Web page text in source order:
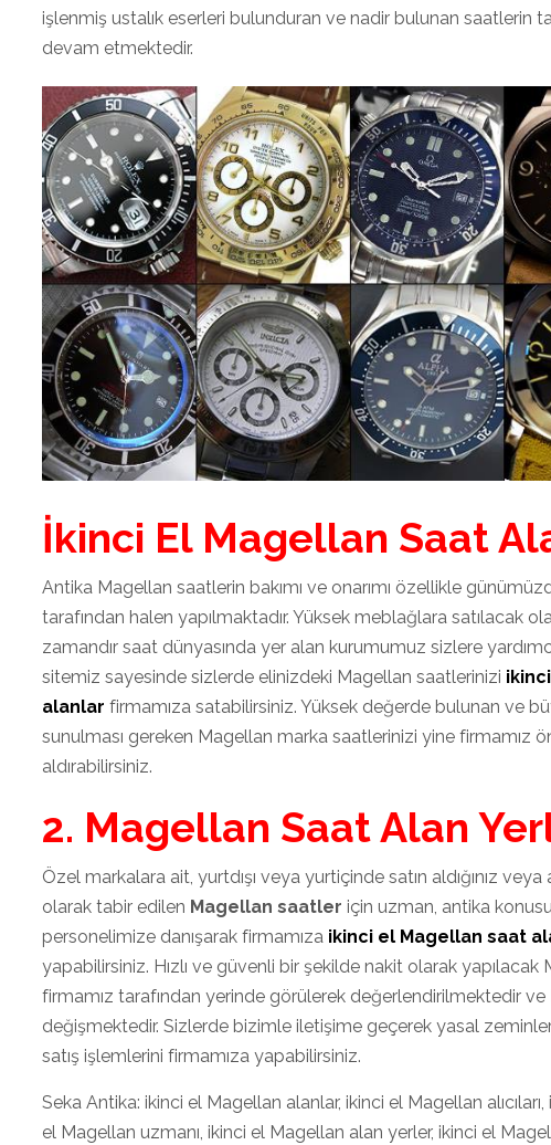
işlenmiş ustalık eserleri bulunduran ve nadir bulunan saatlerin
devam etmektedir.
İkinci El Magellan Saat
Antika Magellan saatlerin bakımı ve onarımı özellikle
tarafından halen yapılmaktadır. Yüksek meblağlara satılacak
zamandır saat dünyasında yer alan kurumumuz sizlere
sitemiz sayesinde sizlerde elinizdeki Magellan saatlerinizi
alanlar firmamıza satabilirsiniz. Yüksek değerde bulunan ve
sunulması gereken Magellan marka saatlerinizi yine firmamız
aldırabilirsiniz.
2. Magellan Saat Alan
Özel markalara ait, yurtdışı veya yurtiçinde satın aldığınız
olarak tabir edilen Magellan saatler için uzman, antika
personelimize danışarak firmamıza ikinci el Magellan saat
yapabilirsiniz. Hızlı ve güvenli bir şekilde nakit olarak yapılacak
firmamız tarafından yerinde görülerek değerlendirilmektedir
değişmektedir. Sizlerde bizimle iletişime geçerek yasal
satış işlemlerini firmamıza yapabilirsiniz.
Seka Antika: ikinci el Magellan alanlar, ikinci el Magellan
el Magellan uzmanı, ikinci el Magellan alan yerler, ikinci el